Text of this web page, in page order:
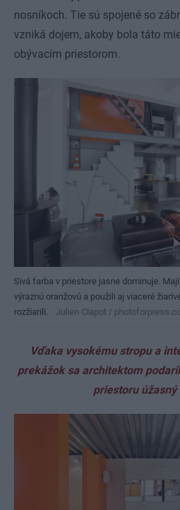
nosníkoch. Tie sú spojené so
vzniká dojem, akoby bola táto
obývacím priestorom.
Sivá farba v priestore jasne dominuje.
výraznú oranžovú a použili aj viaceré
rozžiarili.
Julien Clapot /
Vďaka vysokému stropu a
prekážok sa architektom
priestoru úžasný